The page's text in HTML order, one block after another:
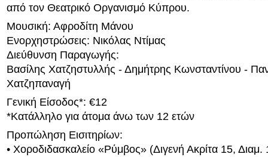
από τον Θεατρικό Οργανισμό Κύπρου.
Μουσική: Αφροδίτη Μάνου
Ενορχηστρώσεις: Νικόλας Ντίμας
Διεύθυνση Παραγωγής:
Βασίλης Χατζηστυλλής - Δημήτρης Κωνσταντίνου -
Χατζηπαναγή
Γενική Είσοδος*: €12
*Κατάλληλο για άτομα άνω των 12 ετών
Προπώληση Εισιτηρίων:
• Χοροδιδασκαλείο «Ρύμβος» (Διγενή Ακρίτα 15, Διαμ.